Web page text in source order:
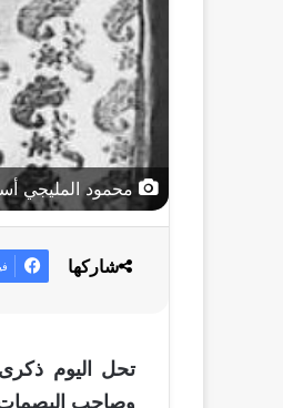
محمود المليجي
تحل اليوم ذكرى
وصاحب البصمات
شاركها